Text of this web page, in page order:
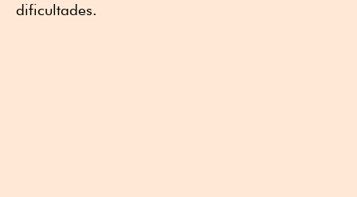
dificultades.